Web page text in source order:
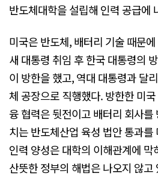
반도체대학을 설립해 인력 공급에
미국은 반도체, 배터리 기술 때문
새 대통령 취임 후 한국 대통령의
이 방한을 했고, 역대 대통령과 달
체 공장으로 직행했다. 방한한 미
융 협력은 뒷전이고 배터리 회사
치는 반도체산업 육성 법안 통과
인력 양성은 대학의 이해관계에
산뜻한 정부의 해법은 나오지 않고